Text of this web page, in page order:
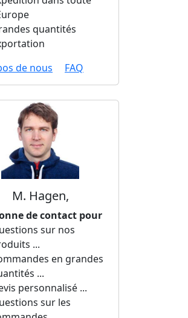
quantités
de nous
FAQ
M. Hagen,
de contact pour
sur nos
...
en grandes
...
personnalisé ...
sur les